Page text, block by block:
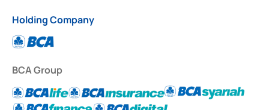
Holding Company
BCA Group